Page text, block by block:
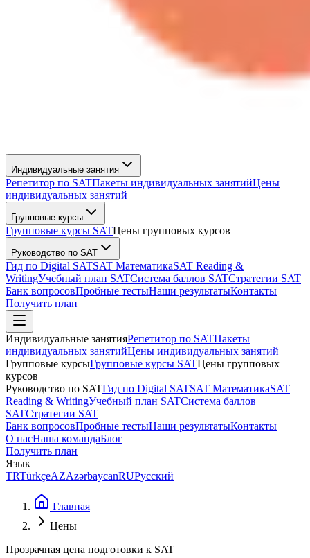
Индивидуальные занятия
Репетитор по SATПакеты индивидуальных занятийЦены
индивидуальных занятий
Групповые курсы
Групповые курсы SATЦены групповых курсов
Руководство по SAT
Гид по Digital SATSAT МатематикаSAT Reading &
WritingУчебный план SATСистема баллов SATСтратегии SAT
Банк вопросовПробные тестыНаши результатыКонтакты
Получить план
Индивидуальные занятияРепетитор по SATПакеты
индивидуальных занятийЦены индивидуальных занятий
Групповые курсыГрупповые курсы SATЦены групповых
курсов
Руководство по SATГид по Digital SATSAT МатематикаSAT
Reading & WritingУчебный план SATСистема баллов
SATСтратегии SAT
Банк вопросовПробные тестыНаши результатыКонтакты
О насНаша командаБлог
Получить план
Язык
TRTürkçeAZAzərbaycanRUРусский
Главная
Цены
Прозрачная цена подготовки к SAT